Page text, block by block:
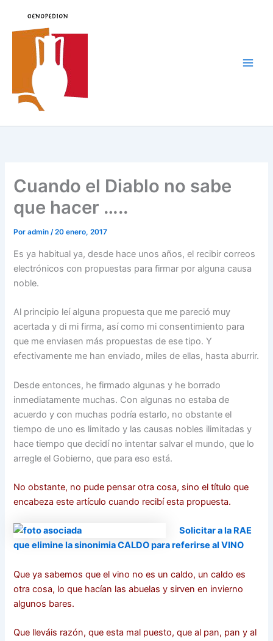
contenido
Cuando el Diablo no sabe
que hacer …..
Poradmin/20 enero, 2017
Es ya habitual ya, desde hace unos años, el recibir correos
electrónicos con propuestas para firmar por alguna causa
noble.
Al principio leí alguna propuesta que me pareció muy
acertada y di mi firma, así como mi consentimiento para
que me enviasen más propuestas de ese tipo. Y
efectivamente me han enviado, miles de ellas, hasta aburrir.
Desde entonces, he firmado algunas y he borrado
inmediatamente muchas. Con algunas no estaba de
acuerdo y con muchas podría estarlo, no obstante el
tiempo de uno es limitado y las causas nobles ilimitadas y
hace tiempo que decidí no intentar salvar el mundo, que lo
arregle el Gobierno, que para eso está.
No obstante, no pude pensar otra cosa, sino el título que
encabeza este artículo cuando recibí esta propuesta.
Solicitar a la RAE
que elimine la sinonimia CALDO para referirse al VINO
Que ya sabemos que el vino no es un caldo, un caldo es
otra cosa, lo que hacían las abuelas y sirven en invierno
algunos bares.
Que lleváis razón, que esta mal puesto, que al pan, pan y al